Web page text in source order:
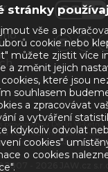
provozovnou Děčín VI-Letná,
v obchodním rejstříku
v oddílu C, vložka č.
- 2026 JAW.cz s.r.o.
stránky
vše a
cookie nebo
můžete zjistit více
a změnit jejich
které jsou
souhlasem
a zpracovávat
a vytváření
kdykoliv odvolat
cookies"
o cookies